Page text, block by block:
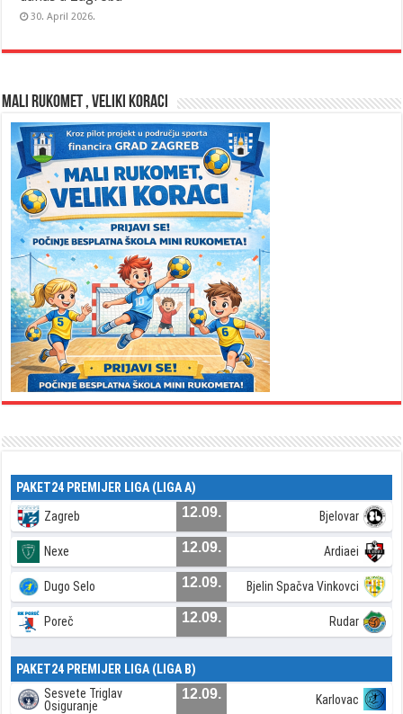
30. April 2026.
MALI RUKOMET , VELIKI KORACI
PAKET24 PREMIJER LIGA (LIGA A)
Zagreb 12.09. Bjelovar
Nexe 12.09. Ardiaei
Dugo Selo 12.09. Bjelin Spačva Vinkovci
Poreč 12.09. Rudar
PAKET24 PREMIJER LIGA (LIGA B)
Sesvete Triglav
Osiguranje
12.09. Karlovac